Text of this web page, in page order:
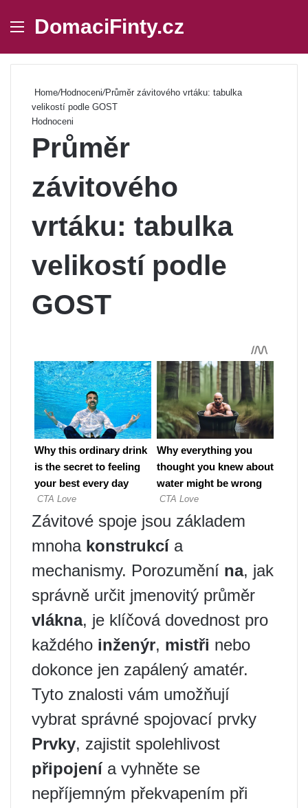
Menu
DomaciFinty.cz
Home/Hodnoceni/Průměr závitového vrtáku: tabulka
velikostí podle GOST
Hodnoceni
Průměr
závitového
vrtáku: tabulka
velikostí podle
GOST
Závitové spoje jsou základem
mnoha konstrukcía
mechanismy. Porozumění na, jak
správně určit jmenovitý průměr
vlákna, je klíčová dovednost pro
každého inženýr, mistři nebo
dokonce jen zapálený amatér.
Tyto znalosti vám umožňují
vybrat správné spojovací prvky
Prvky, zajistit spolehlivost
připojenía vyhněte se
nepříjemným překvapením při